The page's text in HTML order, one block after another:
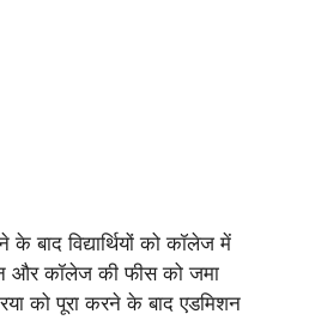
बाद विद्यार्थियों को कॉलेज में
और कॉलेज की फीस को जमा
को पूरा करने के बाद एडमिशन